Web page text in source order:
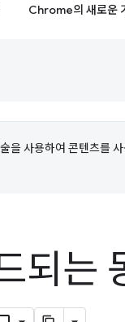
Chrome의 새로운
을 사용하여 콘텐츠를
되는